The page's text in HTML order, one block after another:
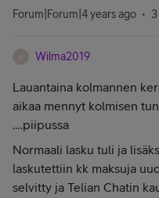
Forum|Forum|4 years ago
Wilma2019
Lauantaina kolmannen
aikaa mennyt kolmisen
….piipussa
Normaali lasku tuli ja
laskutettiin kk maksuja
selvitty ja Telian Chatin